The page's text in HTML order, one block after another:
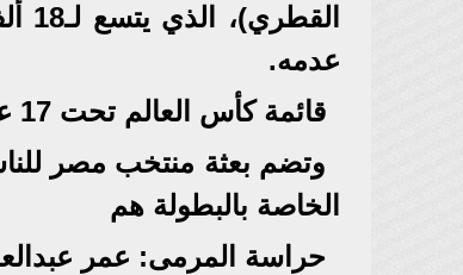
عدمه.
قائمة كأس العالم تحت 17 عاما
الخاصة بالبطولة هم
حراسة المرمى: عمر